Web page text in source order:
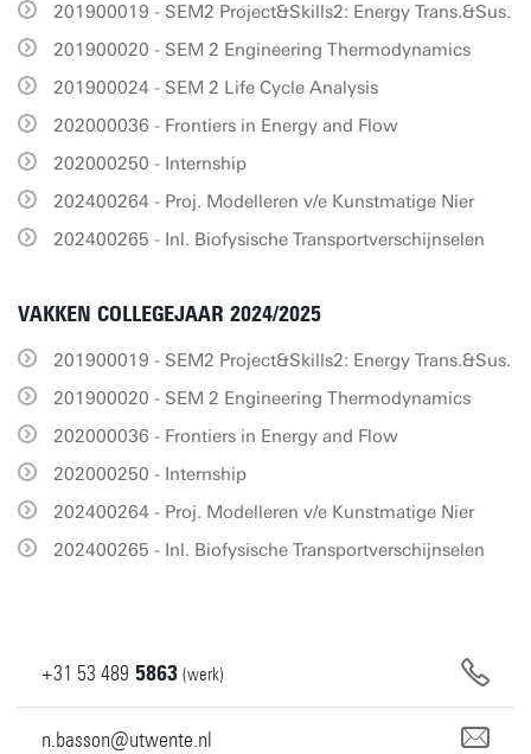
201900019 - SEM2 Project&Skills2: Energy Trans.&Sus.
201900020 - SEM 2 Engineering Thermodynamics
201900024 - SEM 2 Life Cycle Analysis
202000036 - Frontiers in Energy and Flow
202000250 - Internship
202400264 - Proj. Modelleren v/e Kunstmatige Nier
202400265 - Inl. Biofysische Transportverschijnselen
VAKKEN COLLEGEJAAR 2024/2025
201900019 - SEM2 Project&Skills2: Energy Trans.&Sus.
201900020 - SEM 2 Engineering Thermodynamics
202000036 - Frontiers in Energy and Flow
202000250 - Internship
202400264 - Proj. Modelleren v/e Kunstmatige Nier
202400265 - Inl. Biofysische Transportverschijnselen
+31 53 489 5863 (werk)
n.basson@utwente.nl